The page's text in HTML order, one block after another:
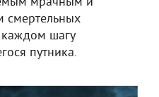
каждом шагу
путника.